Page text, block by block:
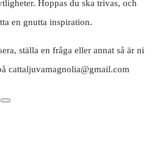
Hoppas du ska trivas, och
en gnutta inspiration.
ställa en fråga eller annat så är ni
cattaljuvamagnolia@gmail.com